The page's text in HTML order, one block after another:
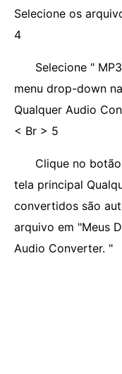
Selecione os
4
Selecione "
menu drop-down
Qualquer Audio
< Br > 5
Clique no
tela principal
convertidos são
arquivo em "Meus
Audio Converter. "